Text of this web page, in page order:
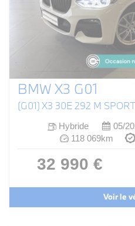
BMW X3 G01
(G01) X3 30E 292 M
Hybride 05/
118 069km
32 990 €
Voir le